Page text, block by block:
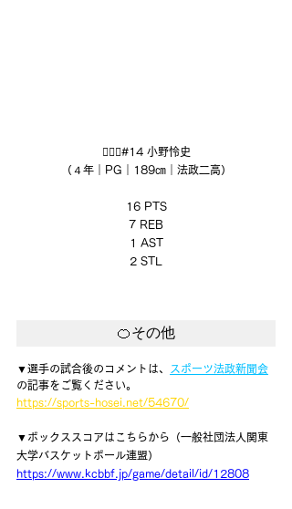
⛹🏻‍♂️#14 小野怜史
（４年｜PG｜189㎝｜法政二高）
16 PTS
7 REB
1 AST
2 STL
🍊その他
▼選手の試合後のコメントは、
スポーツ法政新聞会
の記事をご覧ください。
https://sports-hosei.net/54670/
▼ボックススコアはこちらから（一般社団法人関東
大学バスケットボール連盟）
https://www.kcbbf.jp/game/detail/id/12808